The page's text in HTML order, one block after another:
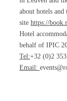
about hotels
site https://
Hotel
behalf of IPIC
Tel:+32 (0)2
Email: